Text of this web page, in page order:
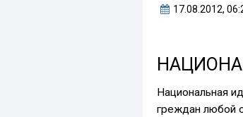
17.08.2012,
Национальная
греждан любой